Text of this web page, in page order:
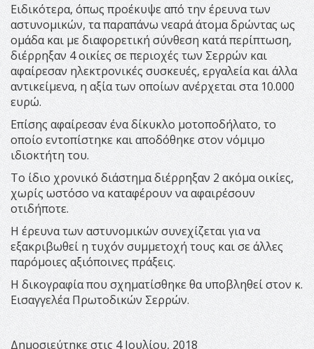
Ειδικότερα, όπως προέκυψε από την έρευνα των
αστυνομικών, τα παραπάνω νεαρά άτομα δρώντας ως
ομάδα και με διαφορετική σύνθεση κατά περίπτωση,
διέρρηξαν 4 οικίες σε περιοχές των Σερρών και
αφαίρεσαν ηλεκτρονικές συσκευές, εργαλεία και άλλα
αντικείμενα, η αξία των οποίων ανέρχεται στα 10.000
ευρώ.
Επίσης αφαίρεσαν ένα δίκυκλο μοτοποδήλατο, το
οποίο εντοπίστηκε και αποδόθηκε στον νόμιμο
ιδιοκτήτη του.
Το ίδιο χρονικό διάστημα διέρρηξαν 2 ακόμα οικίες,
χωρίς ωστόσο να καταφέρουν να αφαιρέσουν
οτιδήποτε.
Η έρευνα των αστυνομικών συνεχίζεται για να
εξακριβωθεί η τυχόν συμμετοχή τους και σε άλλες
παρόμοιες αξιόποινες πράξεις.
Η δικογραφία που σχηματίσθηκε θα υποβληθεί στον κ.
Εισαγγελέα Πρωτοδικών Σερρών.
Δημοσιεύτηκε στις 4 Ιουλίου, 2018